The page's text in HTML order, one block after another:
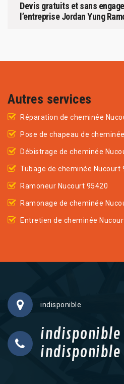
Devis gratuits et sans
l’entreprise Jordan Yung
Autres services
Réparation de cheminée
Pose de chapeau de
Débistrage de cheminée
Tubage de cheminée Nucourt
Ramoneur Nucourt 95420
Ramonage de cheminée
Entretien de cheminée
indisponible
indisponible
indisponible